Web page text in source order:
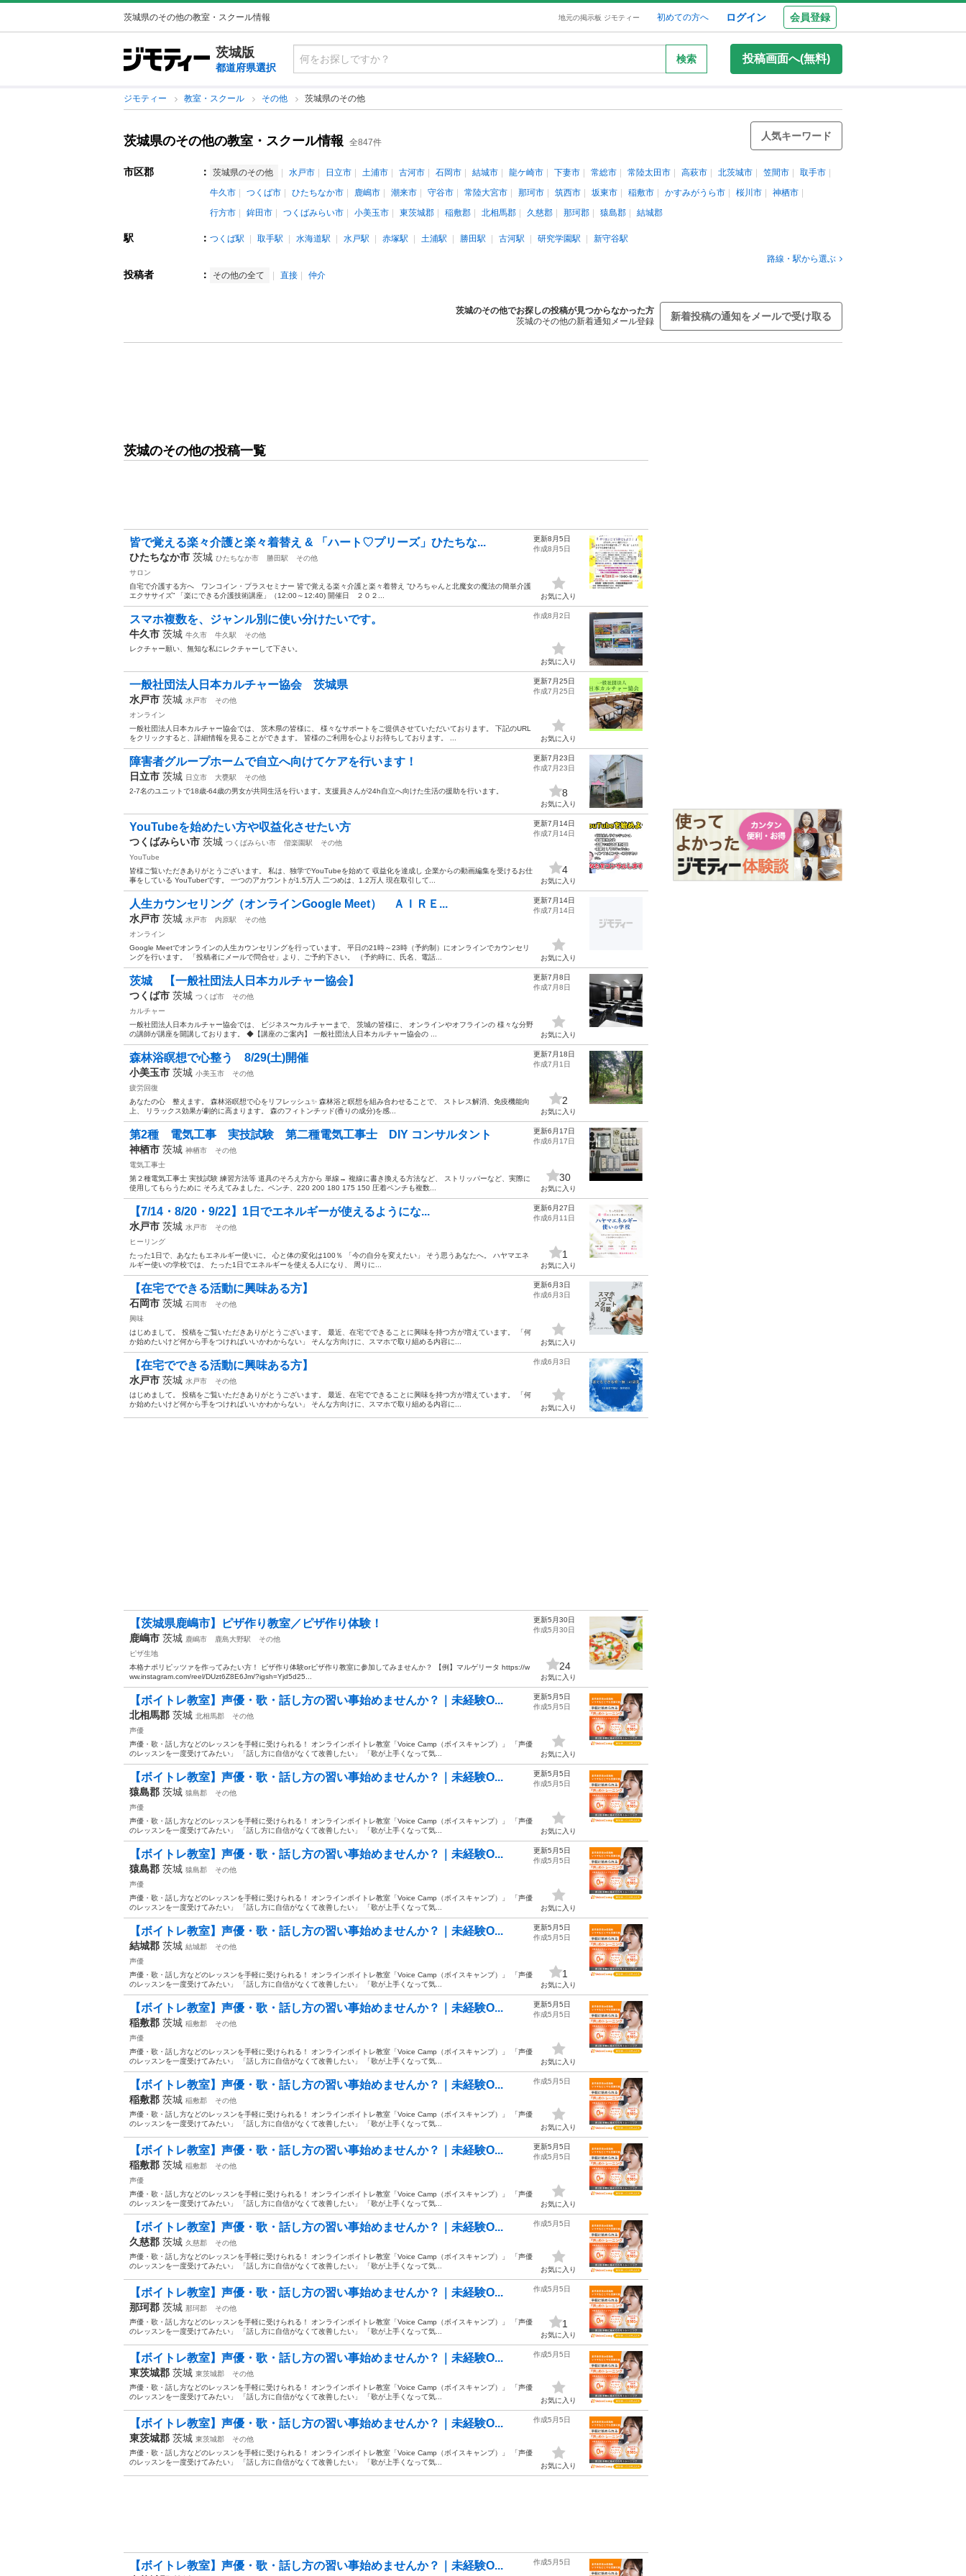
茨城県のその他の教室・スクール情報 地元の掲示板 ジモティー 初めての方へ ログイン 会員登録
茨城版
都道府県選択
検索 投稿画面へ(無料)
ジモティー 教室・スクール その他 茨城県のその他
茨城県のその他の教室・スクール情報 全847件
人気キーワード
市区郡 ： 茨城県のその他 水戸市 日立市 土浦市 古河市 石岡市 結城市 龍ケ崎市 下妻市 常総市 常陸太田市 高萩市 北茨城市 笠間市
取手市
牛久市
つくば市 ひたちなか市 鹿嶋市 潮来市 守谷市 常陸大宮市 那珂市 筑西市 坂東市 稲敷市 かすみがうら市 桜川市
神栖市
行方市
鉾田市 つくばみらい市 小美玉市 東茨城郡 稲敷郡 北相馬郡 久慈郡 那珂郡 猿島郡 結城郡
駅 ： つくば駅 取手駅 水海道駅 水戸駅 赤塚駅 土浦駅 勝田駅 古河駅 研究学園駅
新守谷駅
路線・駅から選ぶ
投稿者 ： その他の全て 直接 仲介
茨城のその他でお探しの投稿が見つからなかった方
茨城のその他の新着通知メール登録
新着投稿の通知をメールで受け取る
茨城のその他の投稿一覧
皆で覚える楽々介護と楽々着替え & 「ハート♡プリーズ」ひたちな...
ひたちなか市 茨城 ひたちなか市 勝田駅
その他
サロン
自宅で介護する方へ ワンコイン・プラスセミナー 皆で覚える楽々介護と楽々着替え ”ひろちゃんと北魔女の魔法の簡単介護
エクササイズ” 「楽にできる介護技術講座」（12:00～12:40) 開催日 ２０２...
更新8月5日
作成8月5日
お気に入り
スマホ複数を、ジャンル別に使い分けたいです。
牛久市 茨城 牛久市 牛久駅
その他
レクチャー願い、無知な私にレクチャーして下さい。
作成8月2日
お気に入り
一般社団法人日本カルチャー協会 茨城県
水戸市 茨城 水戸市
その他
オンライン
一般社団法人日本カルチャー協会では、 茨木県の皆様に、 様々なサポートをご提供させていただいております。 下記のURL
をクリックすると、詳細情報を見ることができます。 皆様のご利用を心よりお待ちしております。 ...
更新7月25日
作成7月25日
お気に入り
障害者グループホームで自立へ向けてケアを行います！
日立市 茨城 日立市 大甕駅
その他
2-7名のユニットで18歳-64歳の男女が共同生活を行います。支援員さんが24h自立へ向けた生活の援助を行います。
更新7月23日
作成7月23日
8
お気に入り
YouTubeを始めたい方や収益化させたい方
つくばみらい市 茨城 つくばみらい市 偕楽園駅
その他
YouTube
皆様ご覧いただきありがとうございます。 私は、独学でYouTubeを始めて 収益化を達成し 企業からの動画編集を受けるお仕
事をしている YouTuberです。 一つのアカウントが1.5万人 二つめは、1.2万人 現在取引して...
更新7月14日
作成7月14日
4
お気に入り
人生カウンセリング（オンラインGoogle Meet） ＡＩＲＥ...
水戸市 茨城 水戸市 内原駅
その他
オンライン
Google Meetでオンラインの人生カウンセリングを行っています。 平日の21時～23時（予約制）にオンラインでカウンセリ
ングを行います。 「投稿者にメールで問合せ」より、ご予約下さい。 （予約時に、氏名、電話...
更新7月14日
作成7月14日
お気に入り
茨城 【一般社団法人日本カルチャー協会】
つくば市 茨城 つくば市
その他
カルチャー
一般社団法人日本カルチャー協会では、 ビジネス〜カルチャーまで、 茨城の皆様に、 オンラインやオフラインの 様々な分野
の講師が講座を開講しております。 ◆【講座のご案内】 一般社団法人日本カルチャー協会の ...
更新7月8日
作成7月8日
お気に入り
森林浴瞑想で心整う 8/29(土)開催
小美玉市 茨城 小美玉市
その他
疲労回復
あなたの心 整えます。 森林浴瞑想で心をリフレッシュ✨ 森林浴と瞑想を組み合わせることで、 ストレス解消、免疫機能向
上、 リラックス効果が劇的に高まります。 森のフィトンチッド(香りの成分)を感...
更新7月18日
作成7月1日
2
お気に入り
第2種 電気工事 実技試験 第二種電気工事士 DIY コンサルタント
神栖市 茨城 神栖市
その他
電気工事士
第２種電気工事士 実技試験 練習方法等 道具のそろえ方から 単線→ 複線に書き換える方法など、 ストリッパーなど、実際に
使用してもらうために そろえてみました。ペンチ、220 200 180 175 150 圧着ペンチも複数...
更新6月17日
作成6月17日
30
お気に入り
【7/14・8/20・9/22】1日でエネルギーが使えるようにな...
水戸市 茨城 水戸市
その他
ヒーリング
たった1日で、あなたもエネルギー使いに。 心と体の変化は100％ 「今の自分を変えたい」 そう思うあなたへ。 ハヤマエネ
ルギー使いの学校では、 たった1日でエネルギーを使える人になり、 周りに...
更新6月27日
作成6月11日
1
お気に入り
【在宅でできる活動に興味ある方】
石岡市 茨城 石岡市
その他
興味
はじめまして。 投稿をご覧いただきありがとうございます。 最近、在宅でできることに興味を持つ方が増えています。 「何
か始めたいけど何から手をつければいいかわからない」 そんな方向けに、スマホで取り組める内容に...
更新6月3日
作成6月3日
お気に入り
【在宅でできる活動に興味ある方】
水戸市 茨城 水戸市
その他
はじめまして。 投稿をご覧いただきありがとうございます。 最近、在宅でできることに興味を持つ方が増えています。 「何
か始めたいけど何から手をつければいいかわからない」 そんな方向けに、スマホで取り組める内容に...
作成6月3日
お気に入り
【茨城県鹿嶋市】ピザ作り教室／ピザ作り体験！
鹿嶋市 茨城 鹿嶋市 鹿島大野駅
その他
ピザ生地
本格ナポリピッツァを作ってみたい方！ ピザ作り体験orピザ作り教室に参加してみませんか？ 【例】マルゲリータ https://w
ww.instagram.com/reel/DUzt6Z8E6Jm/?igsh=Yjd5d25...
更新5月30日
作成5月30日
24
お気に入り
【ボイトレ教室】声優・歌・話し方の習い事始めませんか？｜未経験O...
北相馬郡 茨城 北相馬郡
その他
声優
声優・歌・話し方などのレッスンを手軽に受けられる！ オンラインボイトレ教室「Voice Camp（ボイスキャンプ）」 「声優
のレッスンを一度受けてみたい」 「話し方に自信がなくて改善したい」 「歌が上手くなって気...
更新5月5日
作成5月5日
お気に入り
【ボイトレ教室】声優・歌・話し方の習い事始めませんか？｜未経験O...
猿島郡 茨城 猿島郡
その他
声優
声優・歌・話し方などのレッスンを手軽に受けられる！ オンラインボイトレ教室「Voice Camp（ボイスキャンプ）」 「声優
のレッスンを一度受けてみたい」 「話し方に自信がなくて改善したい」 「歌が上手くなって気...
更新5月5日
作成5月5日
お気に入り
【ボイトレ教室】声優・歌・話し方の習い事始めませんか？｜未経験O...
猿島郡 茨城 猿島郡
その他
声優
声優・歌・話し方などのレッスンを手軽に受けられる！ オンラインボイトレ教室「Voice Camp（ボイスキャンプ）」 「声優
のレッスンを一度受けてみたい」 「話し方に自信がなくて改善したい」 「歌が上手くなって気...
更新5月5日
作成5月5日
お気に入り
【ボイトレ教室】声優・歌・話し方の習い事始めませんか？｜未経験O...
結城郡 茨城 結城郡
その他
声優
声優・歌・話し方などのレッスンを手軽に受けられる！ オンラインボイトレ教室「Voice Camp（ボイスキャンプ）」 「声優
のレッスンを一度受けてみたい」 「話し方に自信がなくて改善したい」 「歌が上手くなって気...
更新5月5日
作成5月5日
1
お気に入り
【ボイトレ教室】声優・歌・話し方の習い事始めませんか？｜未経験O...
稲敷郡 茨城 稲敷郡
その他
声優
声優・歌・話し方などのレッスンを手軽に受けられる！ オンラインボイトレ教室「Voice Camp（ボイスキャンプ）」 「声優
のレッスンを一度受けてみたい」 「話し方に自信がなくて改善したい」 「歌が上手くなって気...
更新5月5日
作成5月5日
お気に入り
【ボイトレ教室】声優・歌・話し方の習い事始めませんか？｜未経験O...
稲敷郡 茨城 稲敷郡
その他
声優・歌・話し方などのレッスンを手軽に受けられる！ オンラインボイトレ教室「Voice Camp（ボイスキャンプ）」 「声優
のレッスンを一度受けてみたい」 「話し方に自信がなくて改善したい」 「歌が上手くなって気...
作成5月5日
お気に入り
【ボイトレ教室】声優・歌・話し方の習い事始めませんか？｜未経験O...
稲敷郡 茨城 稲敷郡
その他
声優
声優・歌・話し方などのレッスンを手軽に受けられる！ オンラインボイトレ教室「Voice Camp（ボイスキャンプ）」 「声優
のレッスンを一度受けてみたい」 「話し方に自信がなくて改善したい」 「歌が上手くなって気...
更新5月5日
作成5月5日
お気に入り
【ボイトレ教室】声優・歌・話し方の習い事始めませんか？｜未経験O...
久慈郡 茨城 久慈郡
その他
声優・歌・話し方などのレッスンを手軽に受けられる！ オンラインボイトレ教室「Voice Camp（ボイスキャンプ）」 「声優
のレッスンを一度受けてみたい」 「話し方に自信がなくて改善したい」 「歌が上手くなって気...
作成5月5日
お気に入り
【ボイトレ教室】声優・歌・話し方の習い事始めませんか？｜未経験O...
那珂郡 茨城 那珂郡
その他
声優・歌・話し方などのレッスンを手軽に受けられる！ オンラインボイトレ教室「Voice Camp（ボイスキャンプ）」 「声優
のレッスンを一度受けてみたい」 「話し方に自信がなくて改善したい」 「歌が上手くなって気...
作成5月5日
1
お気に入り
【ボイトレ教室】声優・歌・話し方の習い事始めませんか？｜未経験O...
東茨城郡 茨城 東茨城郡
その他
声優・歌・話し方などのレッスンを手軽に受けられる！ オンラインボイトレ教室「Voice Camp（ボイスキャンプ）」 「声優
のレッスンを一度受けてみたい」 「話し方に自信がなくて改善したい」 「歌が上手くなって気...
作成5月5日
お気に入り
【ボイトレ教室】声優・歌・話し方の習い事始めませんか？｜未経験O...
東茨城郡 茨城 東茨城郡
その他
声優・歌・話し方などのレッスンを手軽に受けられる！ オンラインボイトレ教室「Voice Camp（ボイスキャンプ）」 「声優
のレッスンを一度受けてみたい」 「話し方に自信がなくて改善したい」 「歌が上手くなって気...
作成5月5日
お気に入り
【ボイトレ教室】声優・歌・話し方の習い事始めませんか？｜未経験O... 作成5月5日